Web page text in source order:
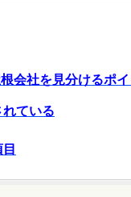
会社を見分けるポ
ている